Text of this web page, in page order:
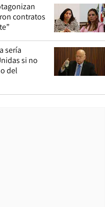
contratos
sería
si no
del